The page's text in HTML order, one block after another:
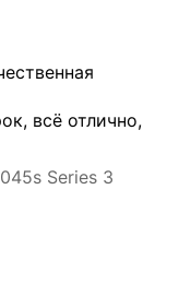
всё отлично,
Series 3